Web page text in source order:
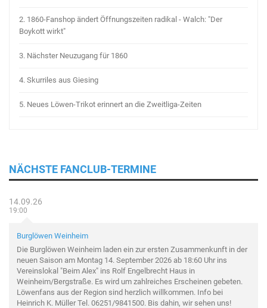
2. 1860-Fanshop ändert Öffnungszeiten radikal - Walch: "Der
Boykott wirkt"
3. Nächster Neuzugang für 1860
4. Skurriles aus Giesing
5. Neues Löwen-Trikot erinnert an die Zweitliga-Zeiten
NÄCHSTE FANCLUB-TERMINE
14.09.26
19:00
Burglöwen Weinheim
Die Burglöwen Weinheim laden ein zur ersten Zusammenkunft in der
neuen Saison am Montag 14. September 2026 ab 18:60 Uhr ins
Vereinslokal "Beim Alex" ins Rolf Engelbrecht Haus in
Weinheim/Bergstraße. Es wird um zahlreiches Erscheinen gebeten.
Löwenfans aus der Region sind herzlich willkommen. Info bei
Heinrich K. Müller Tel. 06251/9841500. Bis dahin, wir sehen uns!